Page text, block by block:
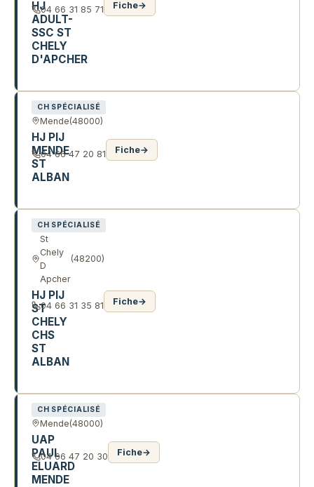
HJ
ADULT-
SSC ST
CHELY
D'APCHER
04 66 31 85 71 Fiche→
CH SPÉCIALISÉ
Mende(48000)
HJ PIJ
MENDE
ST
ALBAN
04 66 47 20 81 Fiche→
CH SPÉCIALISÉ
St
Chely
D
Apcher
(48200)
HJ PIJ
ST
CHELY
CHS
ST
ALBAN
04 66 31 35 81 Fiche→
CH SPÉCIALISÉ
Mende(48000)
UAP
PAUL
ELUARD
MENDE
04 66 47 20 30 Fiche→